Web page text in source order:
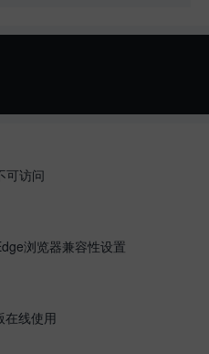
可访问
浏览器兼容性设置
在线使用